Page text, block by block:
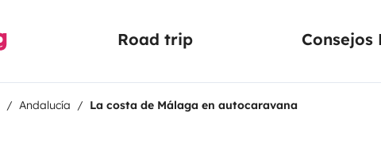
Road trip Consejos
Andalucía La costa de Málaga en autocaravana